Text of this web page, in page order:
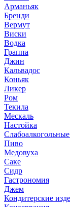
Арманьяк
Бренди
Вермут
Виски
Водка
Граппа
Джин
Кальвадос
Коньяк
Ликер
Ром
Текила
Мескаль
Настойка
Пиво
Медовуха
Саке
Сидр
Гастрономия
Джем
Кондитерские